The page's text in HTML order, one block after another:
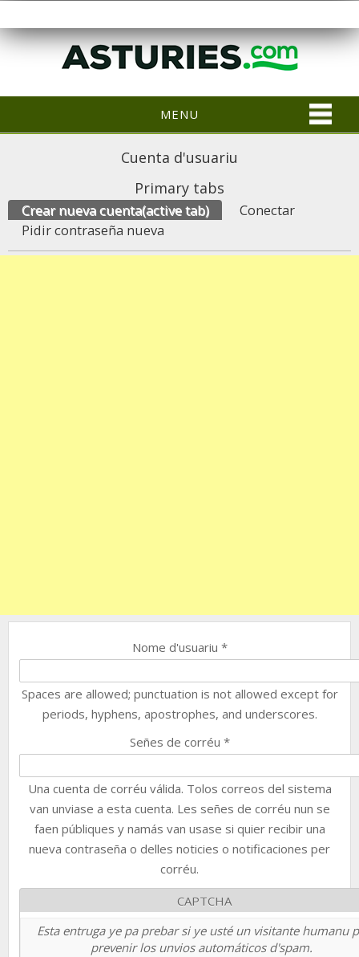
MENU
Cuenta d'usuariu
Primary tabs
Crear nueva cuenta(active tab)
Conectar
Pidir contraseña nueva
Nome d'usuariu *
Spaces are allowed; punctuation is not allowed except for
periods, hyphens, apostrophes, and underscores.
Señes de corréu *
Una cuenta de corréu válida. Tolos correos del sistema
van unviase a esta cuenta. Les señes de corréu nun se
faen públiques y namás van usase si quier recibir una
nueva contraseña o delles noticies o notificaciones per
corréu.
CAPTCHA
Esta entruga ye pa prebar si ye usté un visitante humanu
prevenir los unvios automáticos d'spam.